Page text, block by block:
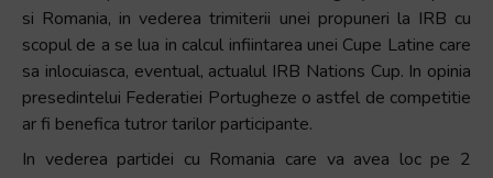
si Romania, in vederea trimiterii unei propuneri la IRB cu
scopul de a se lua in calcul infiintarea unei Cupe Latine care
sa inlocuiasca, eventual, actualul IRB Nations Cup. In opinia
presedintelui Federatiei Portugheze o astfel de competitie
ar fi benefica tutror tarilor participante.
In vederea partidei cu Romania care va avea loc pe 2